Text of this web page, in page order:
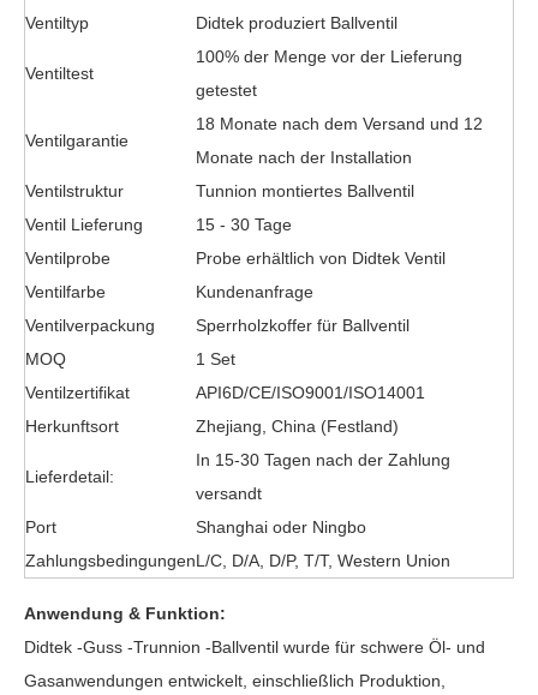
Ventiltyp
Didtek produziert Ballventil
Ventiltest
100% der Menge vor der Lieferung
getestet
Ventilgarantie
18 Monate nach dem Versand und 12
Monate nach der Installation
Ventilstruktur
Tunnion montiertes Ballventil
Ventil Lieferung
15 - 30 Tage
Ventilprobe
Probe erhältlich von Didtek Ventil
Ventilfarbe
Kundenanfrage
Ventilverpackung
Sperrholzkoffer für Ballventil
MOQ
1 Set
Ventilzertifikat
API6D/CE/ISO9001/ISO14001
Herkunftsort
Zhejiang, China (Festland)
Lieferdetail:
In 15-30 Tagen nach der Zahlung
versandt
Port
Shanghai oder Ningbo
ZahlungsbedingungenL/C, D/A, D/P, T/T, Western Union
Anwendung & Funktion:
Didtek -Guss -Trunnion -Ballventil wurde für schwere Öl- und
Gasanwendungen entwickelt, einschließlich Produktion,